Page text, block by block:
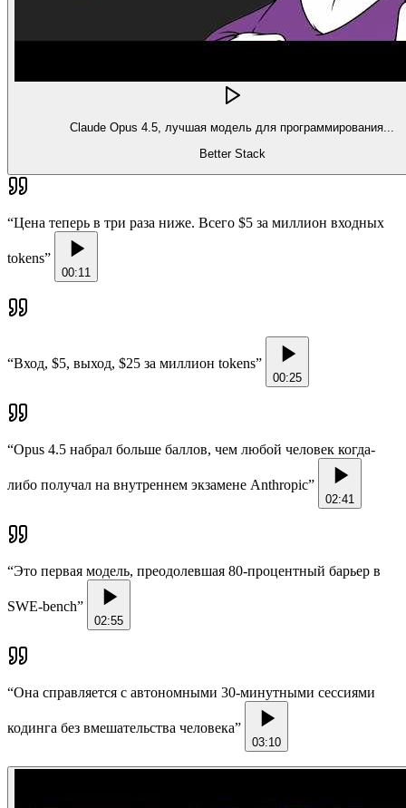
Claude Opus 4.5, лучшая модель для программирования...
Better Stack
“Цена теперь в три раза ниже. Всего $5 за миллион входных
tokens”
00:11
“Вход, $5, выход, $25 за миллион tokens”
00:25
“Opus 4.5 набрал больше баллов, чем любой человек когда-
либо получал на внутреннем экзамене Anthropic”
02:41
“Это первая модель, преодолевшая 80-процентный барьер в
SWE-bench”
02:55
“Она справляется с автономными 30-минутными сессиями
кодинга без вмешательства человека”
03:10